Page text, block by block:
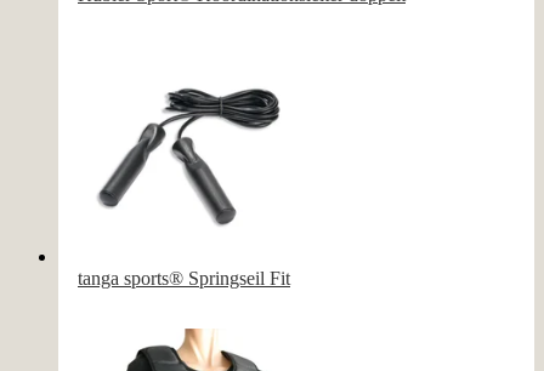
tanga sports® Springseil Fit